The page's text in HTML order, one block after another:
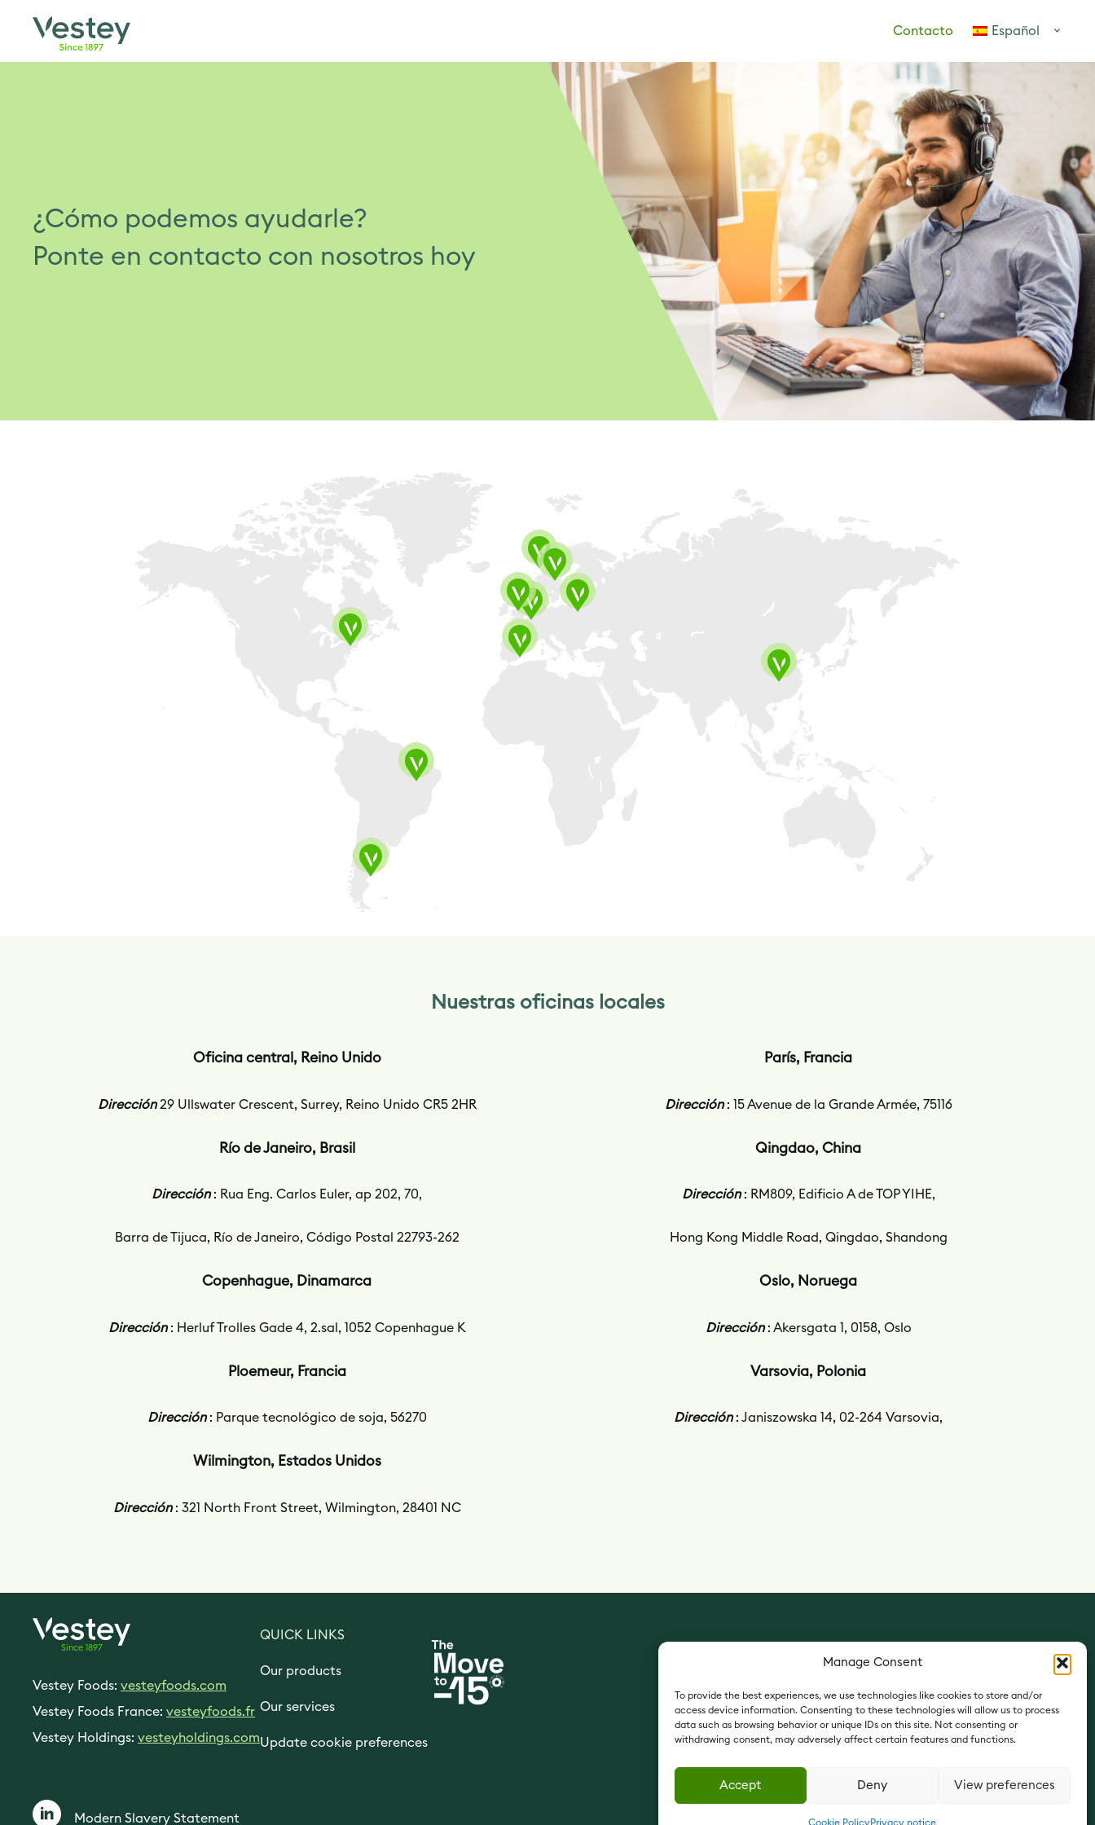
Manage Consent
To provide the best experiences, we use technologies like cookies to store and/or
access device information. Consenting to these technologies will allow us to process
data such as browsing behavior or unique IDs on this site. Not consenting or
withdrawing consent, may adversely affect certain features and functions.
Accept Deny View preferences
Cookie PolicyPrivacy notice
Contacto Español
¿Cómo podemos ayudarle?
Ponte en contacto con nosotros hoy
Nuestras oficinas locales
Oficina central, Reino Unido
Dirección 29 Ullswater Crescent, Surrey, Reino Unido CR5 2HR
Río de Janeiro, Brasil
Dirección : Rua Eng. Carlos Euler, ap 202, 70,
Barra de Tijuca, Río de Janeiro, Código Postal 22793-262
Copenhague, Dinamarca
Dirección : Herluf Trolles Gade 4, 2.sal, 1052 Copenhague K
Ploemeur, Francia
Dirección : Parque tecnológico de soja, 56270
Wilmington, Estados Unidos
Dirección : 321 North Front Street, Wilmington, 28401 NC
París, Francia
Dirección : 15 Avenue de la Grande Armée, 75116
Qingdao, China
Dirección : RM809, Edificio A de TOP YIHE,
Hong Kong Middle Road, Qingdao, Shandong
Oslo, Noruega
Dirección : Akersgata 1, 0158, Oslo
Varsovia, Polonia
Dirección : Janiszowska 14, 02-264 Varsovia,
Since 1897
Vestey Foods: vesteyfoods.com
Vestey Foods France: vesteyfoods.fr
Vestey Holdings: vesteyholdings.com
QUICK LINKS
Our products
Our services
Update cookie preferences
Modern Slavery Statement